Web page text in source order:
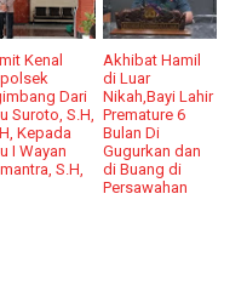
Kenal
Dari
Suroto, S.H,
Kepada
I Wayan
S.H,
Akhibat Hamil
di Luar
Nikah,Bayi Lahir
Premature 6
Bulan Di
Gugurkan dan
di Buang di
Persawahan